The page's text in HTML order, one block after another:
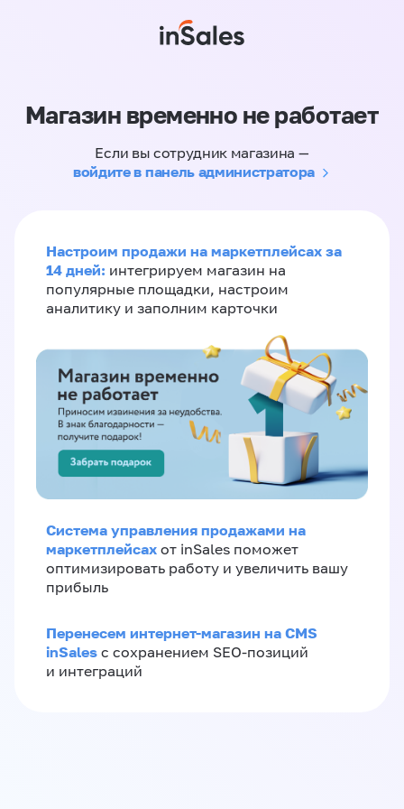
Магазин временно не работает
Если вы сотрудник магазина —
войдите в панель администратора
Настроим продажи на маркетплейсах за
14 дней: интегрируем магазин на
популярные площадки, настроим
аналитику и заполним карточки
Система управления продажами на
маркетплейсах от inSales поможет
оптимизировать работу и увеличить вашу
прибыль
Перенесем интернет-магазин на CMS
inSales с сохранением SEO-позиций
и интеграций